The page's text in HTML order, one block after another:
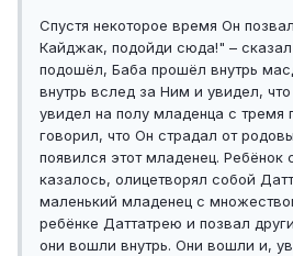
Спустя некоторое время Он
Кайджак, подойди сюда!" –
подошёл, Баба прошёл внутрь
внутрь вслед за Ним и увидел,
увидел на полу младенца с тремя
говорил, что Он страдал от
появился этот младенец. Ребёнок
казалось, олицетворял собой
маленький младенец с
ребёнке Даттатрею и позвал
они вошли внутрь. Они вошли и,